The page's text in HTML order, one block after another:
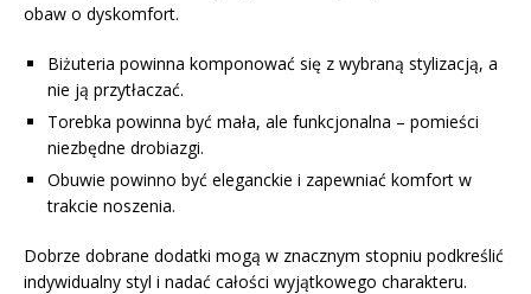
obaw o dyskomfort.
Biżuteria powinna komponować się z wybraną stylizacją, a
nie ją przytłaczać.
Torebka powinna być mała, ale funkcjonalna – pomieści
niezbędne drobiazgi.
Obuwie powinno być eleganckie i zapewniać komfort w
trakcie noszenia.
Dobrze dobrane dodatki mogą w znacznym stopniu podkreślić
indywidualny styl i nadać całości wyjątkowego charakteru.